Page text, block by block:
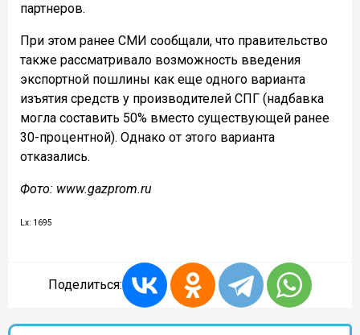
партнеров.
При этом ранее СМИ сообщали, что правительство
также рассматривало возможность введения
экспортной пошлины как еще одного варианта
изъятия средств у производителей СПГ (надбавка
могла составить 50% вместо существующей ранее
30-процентной). Однако от этого варианта
отказались.
Фото: www.gazprom.ru
Lx: 1695
Поделиться: